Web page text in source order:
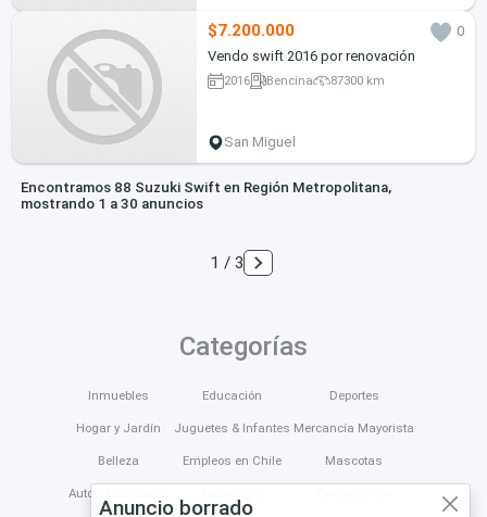
$7.200.000
0
Vendo swift 2016 por renovación
2016 Bencina 87300 km
San Miguel
Encontramos 88 Suzuki Swift en Región Metropolitana,
mostrando 1 a 30 anuncios
1 / 3
Anuncio borrado
Categorías
Inmuebles
Hogar y Jardín
Belleza
Autos y Vehículos
Educación
Juguetes & Infantes
Empleos en Chile
Deportes
Mercancía Mayorista
Mascotas